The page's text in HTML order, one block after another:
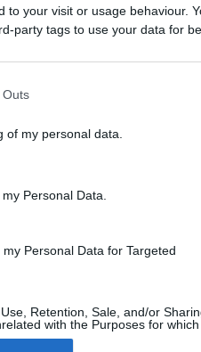
to your visit or usage behaviour.
party tags to use your data for
Outs
of my personal data.
Personal Data.
Personal Data for Targeted
Retention, Sale, and/or
with the Purposes for